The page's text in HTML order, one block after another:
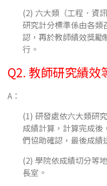
(2) 六大類（工程．資
研究計分標準係由各類
認，再於教師績效獎勵
行。
Q2. 教師研究績效
A：
(1) 研發處依六大類研
成績計算，計算完成
們協助確認，最後成績
(2) 學院依成績切分等
長室。